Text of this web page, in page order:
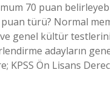
70 puan
türü? Normal
genel kültür
adayların
KPSS Ön Lisans